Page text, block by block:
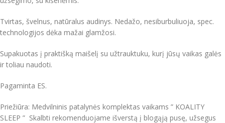
Tvirtas, švelnus, natūralus audinys. Nedažo, nesiburbuliuoja, spec.
technologijos dėka mažai glamžosi.
Supakuotas į praktišką maišelį su užtrauktuku, kurį jūsų vaikas galės
ir toliau naudoti.
Pagaminta ES.
Priežiūra: Medvilninis patalynės komplektas vaikams ” KOALITY
SLEEP ” Skalbti rekomenduojame išverstą į blogąją pusę, užsegus